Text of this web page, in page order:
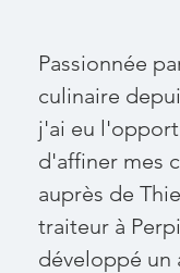
Passionnée
culinaire
j'ai eu
d'affiner mes
auprès de
traiteur à
développé un